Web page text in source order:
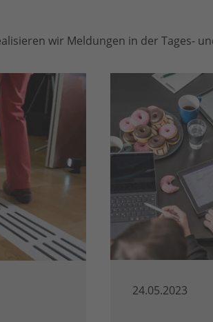
wir Meldungen in der Tages-
24.05.2023